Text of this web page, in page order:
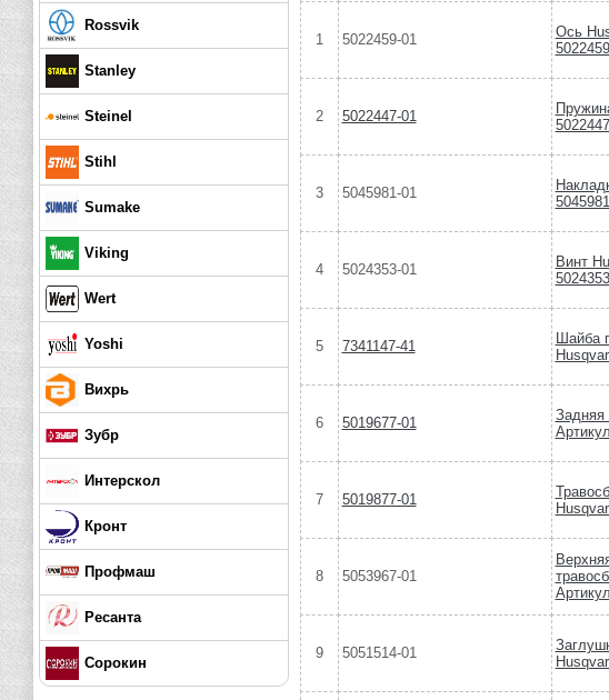
Rossvik
Stanley
Steinel
Stihl
Sumake
Viking
Wert
Yoshi
Вихрь
Зубр
Интерскол
Кронт
Профмаш
Ресанта
Сорокин
1 5022459-01
Ось
2 5022447-01
3 5045981-01
4 5024353-01
Винт
5 7341147-41
Шайба
6 5019677-01
Задняя
7 5019877-01
8 5053967-01
9 5051514-01